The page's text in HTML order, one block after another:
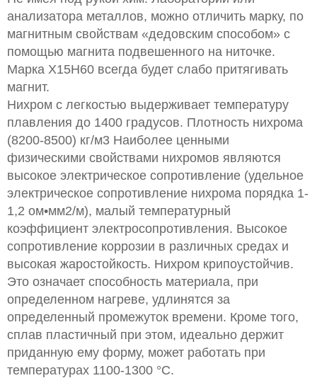
анализатора металлов, можно отличить марку, по
магнитным свойствам «дедовским способом» с
помощью магнита подвешенного на ниточке.
Марка Х15Н60 всегда будет слабо притягивать
магнит.
Нихром с легкостью выдерживает температуру
плавления до 1400 градусов. Плотность нихрома
(8200-8500) кг/м3 Наиболее ценными
физическими свойствами нихромов являются
высокое электрическое сопротивление (удельное
электрическое сопротивление нихрома порядка 1-
1,2 ом•мм2/м), малый температурный
коэффициент электросопротивления. Высокое
сопротивление коррозии в различных средах и
высокая жаростойкость. Нихром крипоустойчив.
Это означает способность материала, при
определенном нагреве, удлинятся за
определенный промежуток времени. Кроме того,
сплав пластичный при этом, идеально держит
приданную ему форму, может работать при
температурах 1100-1300 °С.